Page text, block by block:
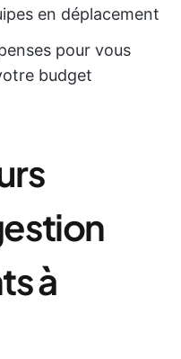
en déplacement
pour vous
budget
à